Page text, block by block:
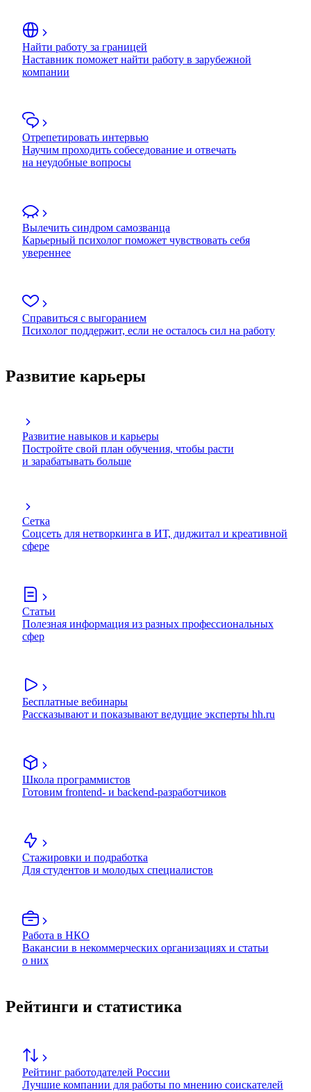
Найти работу за границей
Наставник поможет найти работу в зарубежной
компании
Отрепетировать интервью
Научим проходить собеседование и отвечать
на неудобные вопросы
Вылечить синдром самозванца
Карьерный психолог поможет чувствовать себя
увереннее
Справиться с выгоранием
Психолог поддержит, если не осталось сил на работу
Развитие карьеры
Развитие навыков и карьеры
Постройте свой план обучения, чтобы расти
и зарабатывать больше
Сетка
Соцсеть для нетворкинга в ИТ, диджитал и креативной
сфере
Статьи
Полезная информация из разных профессиональных
сфер
Бесплатные вебинары
Рассказывают и показывают ведущие эксперты hh.ru
Школа программистов
Готовим frontend- и backend-разработчиков
Стажировки и подработка
Для студентов и молодых специалистов
Работа в НКО
Вакансии в некоммерческих организациях и статьи
о них
Рейтинги и статистика
Рейтинг работодателей России
Лучшие компании для работы по мнению соискателей